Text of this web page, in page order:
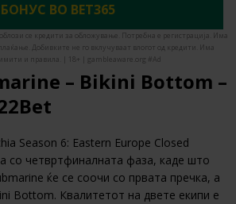
БОНУС ВО BET365
се кредити за обложување. Потребна е регистрација. Има
Добивките не го вклучуваат влогот од кредити. Има
и правила. | 18+ | gambleaware.org #Ad
– Bikini Bottom –
Season 6: Eastern Europe Closed
со четвртфиналната фаза, каде што
ќе се соочи со првата пречка, а
Bottom. Квалитетот на двете екипи е